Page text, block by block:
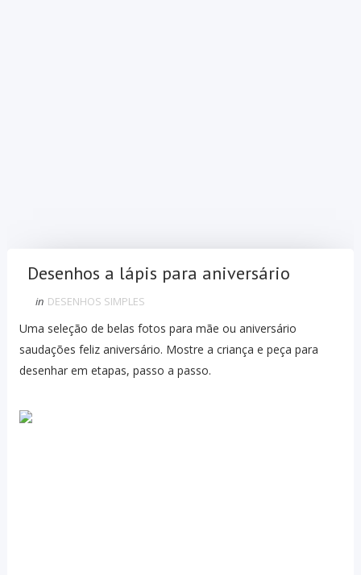
Desenhos a lápis para aniversário
in DESENHOS SIMPLES
Uma seleção de belas fotos para mãe ou aniversário
saudações feliz aniversário. Mostre a criança e peça para
desenhar em etapas, passo a passo.